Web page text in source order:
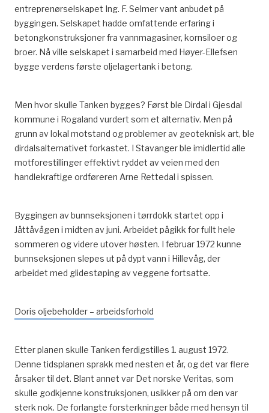
entreprenørselskapet Ing. F. Selmer vant anbudet på
byggingen. Selskapet hadde omfattende erfaring i
betongkonstruksjoner fra vannmagasiner, kornsiloer og
broer. Nå ville selskapet i samarbeid med Høyer-Ellefsen
bygge verdens første oljelagertank i betong.
Men hvor skulle Tanken bygges? Først ble Dirdal i Gjesdal
kommune i Rogaland vurdert som et alternativ. Men på
grunn av lokal motstand og problemer av geoteknisk art, ble
dirdalsalternativet forkastet. I Stavanger ble imidlertid alle
motforestillinger effektivt ryddet av veien med den
handlekraftige ordføreren Arne Rettedal i spissen.
Byggingen av bunnseksjonen i tørrdokk startet opp i
Jåttåvågen i midten av juni. Arbeidet pågikk for fullt hele
sommeren og videre utover høsten. I februar 1972 kunne
bunnseksjonen slepes ut på dypt vann i Hillevåg, der
arbeidet med glidestøping av veggene fortsatte.
Doris oljebeholder – arbeidsforhold
Etter planen skulle Tanken ferdigstilles 1. august 1972.
Denne tidsplanen sprakk med nesten et år, og det var flere
årsaker til det. Blant annet var Det norske Veritas, som
skulle godkjenne konstruksjonen, usikker på om den var
sterk nok. De forlangte forsterkninger både med hensyn til